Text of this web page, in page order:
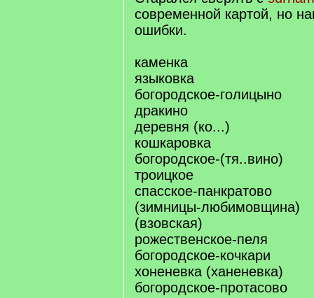
современной картой, но
ошибки.
каменка
языковка
богородское-голицыно
дракино
деревня (ко...)
кошкаровка
богородское-(тя..вино)
троицкое
спасское-панкратово
(зимницы-любимовщина)
(взовская)
рожественское-пеля
богородское-кочкари
хоненевка (ханеневка)
богородское-протасово